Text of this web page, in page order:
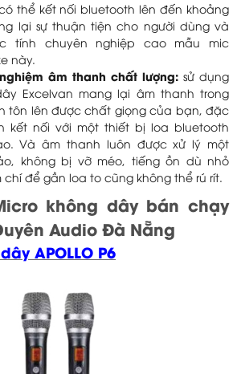
thể kết nối bluetooth lên đến khoảng
lại sự thuận tiện cho người dùng và
tính chuyên nghiệp cao mẫu mic
này.
âm thanh chất lượng: sử dụng
Excelvan mang lại âm thanh trong
tôn lên được chất giọng của bạn, đặc
kết nối với một thiết bị loa bluetooth
Và âm thanh luôn được xử lý một
không bị vỡ méo, tiếng ồn dù nhỏ
để gần loa to cũng không thể rú rít.
không dây bán chạy
Audio Đà Nẵng
APOLLO P6